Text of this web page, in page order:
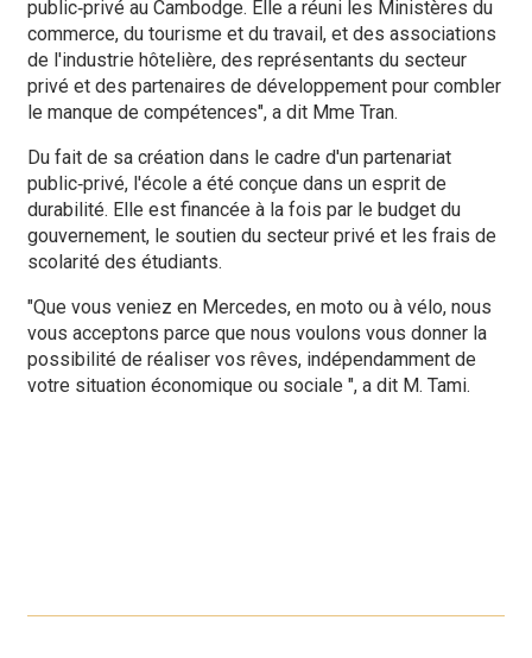
public‑privé au Cambodge. Elle a réuni les Ministères du
commerce, du tourisme et du travail, et des associations
de l'industrie hôtelière, des représentants du secteur
privé et des partenaires de développement pour combler
le manque de compétences", a dit Mme Tran.
Du fait de sa création dans le cadre d'un partenariat
public‑privé, l'école a été conçue dans un esprit de
durabilité. Elle est financée à la fois par le budget du
gouvernement, le soutien du secteur privé et les frais de
scolarité des étudiants.
"Que vous veniez en Mercedes, en moto ou à vélo, nous
vous acceptons parce que nous voulons vous donner la
possibilité de réaliser vos rêves, indépendamment de
votre situation économique ou sociale ", a dit M. Tami.